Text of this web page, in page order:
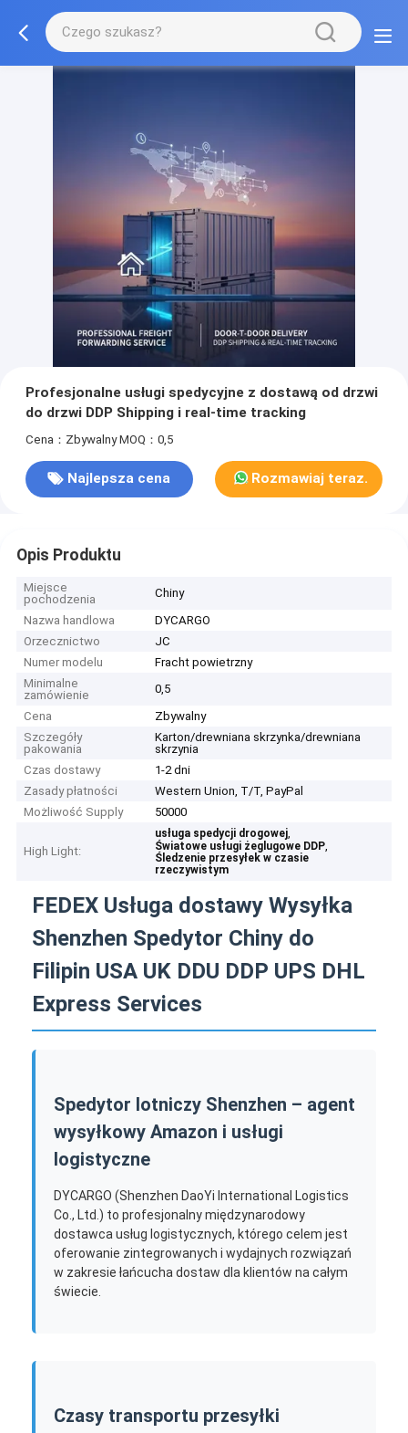
Profesjonalne usługi spedycyjne z dostawą od drzwi
do drzwi DDP Shipping i real-time tracking
Cena：Zbywalny MOQ：0,5
Najlepsza cena Rozmawiaj teraz.
Opis Produktu
Miejsce
pochodzenia
Chiny
Nazwa handlowa
DYCARGO
Orzecznictwo
JC
Numer modelu
Fracht powietrzny
Minimalne
zamówienie
0,5
Cena
Zbywalny
Szczegóły
pakowania
Karton/drewniana skrzynka/drewniana
skrzynia
Czas dostawy
1-2 dni
Zasady płatności
Western Union, T/T, PayPal
Możliwość Supply
50000
High Light:
usługa spedycji drogowej,
Światowe usługi żeglugowe DDP,
Śledzenie przesyłek w czasie
rzeczywistym
FEDEX Usługa dostawy Wysyłka
Shenzhen Spedytor Chiny do
Filipin USA UK DDU DDP UPS DHL
Express Services
Spedytor lotniczy Shenzhen – agent
wysyłkowy Amazon i usługi
logistyczne
DYCARGO (Shenzhen DaoYi International Logistics
Co., Ltd.) to profesjonalny międzynarodowy
dostawca usług logistycznych, którego celem jest
oferowanie zintegrowanych i wydajnych rozwiązań
w zakresie łańcucha dostaw dla klientów na całym
świecie.
Czasy transportu przesyłki